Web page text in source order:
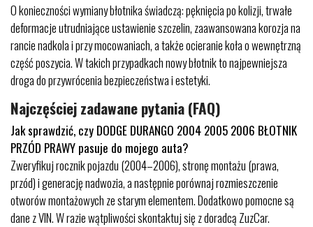
O konieczności wymiany błotnika świadczą: pęknięcia po kolizji, trwałe
deformacje utrudniające ustawienie szczelin, zaawansowana korozja na
rancie nadkola i przy mocowaniach, a także ocieranie koła o wewnętrzną
część poszycia. W takich przypadkach nowy błotnik to najpewniejsza
droga do przywrócenia bezpieczeństwa i estetyki.
Najczęściej zadawane pytania (FAQ)
Jak sprawdzić, czy DODGE DURANGO 2004 2005 2006 BŁOTNIK
PRZÓD PRAWY pasuje do mojego auta?
Zweryfikuj rocznik pojazdu (2004–2006), stronę montażu (prawa,
przód) i generację nadwozia, a następnie porównaj rozmieszczenie
otworów montażowych ze starym elementem. Dodatkowo pomocne są
dane z VIN. W razie wątpliwości skontaktuj się z doradcą ZuzCar.